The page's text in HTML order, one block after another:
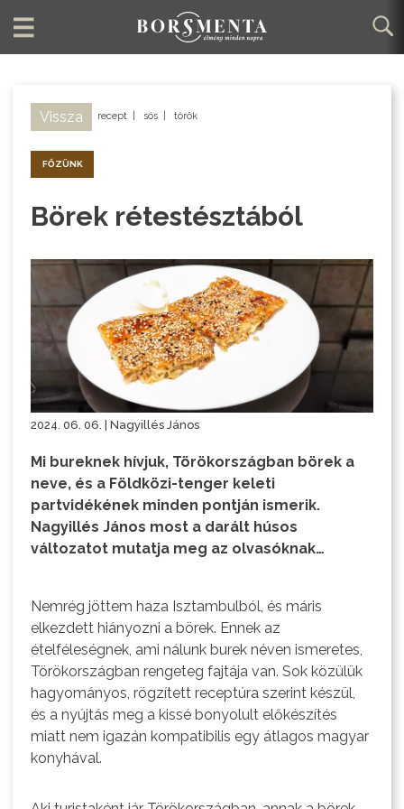
Vissza recept sós török
FŐZÜNK
Börek rétestésztából
2024. 06. 06. | Nagyillés János
Mi bureknek hívjuk, Törökországban börek a
neve, és a Földközi-tenger keleti
partvidékének minden pontján ismerik.
Nagyillés János most a darált húsos
változatot mutatja meg az olvasóknak…
Nemrég jöttem haza Isztambulból, és máris
elkezdett hiányozni a börek. Ennek az
ételféleségnek, ami nálunk burek néven ismeretes,
Törökországban rengeteg fajtája van. Sok közülük
hagyományos, rögzített receptúra szerint készül,
és a nyújtás meg a kissé bonyolult előkészítés
miatt nem igazán kompatibilis egy átlagos magyar
konyhával.